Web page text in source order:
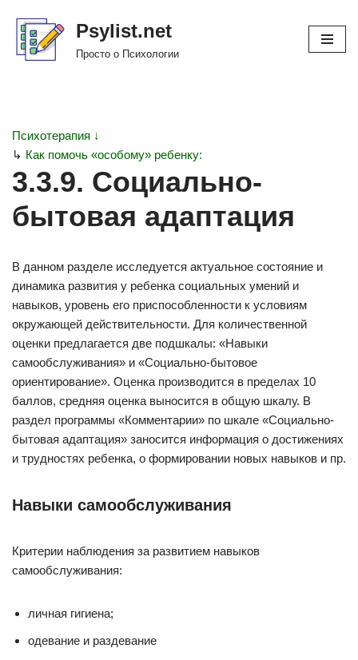
Перейти
Psylist.net
Просто о Психологии
Психотерапия ↓
↳ Как помочь «особому» ребенку:
3.3.9. Социально-
бытовая адаптация
В данном разделе исследуется актуальное состояние и
динамика развития у ребенка социальных умений и
навыков, уровень его приспособленности к условиям
окружающей действительности. Для количественной
оценки предлагается две подшкалы: «Навыки
самообслуживания» и «Социально-бытовое
ориентирование». Оценка производится в пределах 10
баллов, средняя оценка выносится в общую шкалу. В
раздел программы «Комментарии» по шкале «Социально-
бытовая адаптация» заносится информация о достижениях
и трудностях ребенка, о формировании новых навыков и пр.
Навыки самообслуживания
Критерии наблюдения за развитием навыков
самообслуживания:
личная гигиена;
одевание и раздевание